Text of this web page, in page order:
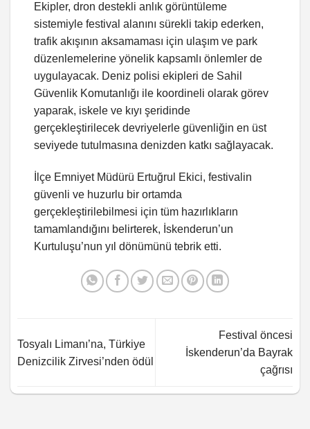
Ekipler, dron destekli anlık görüntüleme
sistemiyle festival alanını sürekli takip ederken,
trafik akışının aksamaması için ulaşım ve park
düzenlemelerine yönelik kapsamlı önlemler de
uygulayacak. Deniz polisi ekipleri de Sahil
Güvenlik Komutanlığı ile koordineli olarak görev
yaparak, iskele ve kıyı şeridinde
gerçekleştirilecek devriyelerle güvenliğin en üst
seviyede tutulmasına denizden katkı sağlayacak.
İlçe Emniyet Müdürü Ertuğrul Ekici, festivalin
güvenli ve huzurlu bir ortamda
gerçekleştirilebilmesi için tüm hazırlıkların
tamamlandığını belirterek, İskenderun’un
Kurtuluşu’nun yıl dönümünü tebrik etti.
Tosyalı Limanı’na, Türkiye
Denizcilik Zirvesi’nden ödül
Festival öncesi
İskenderun’da Bayrak
çağrısı